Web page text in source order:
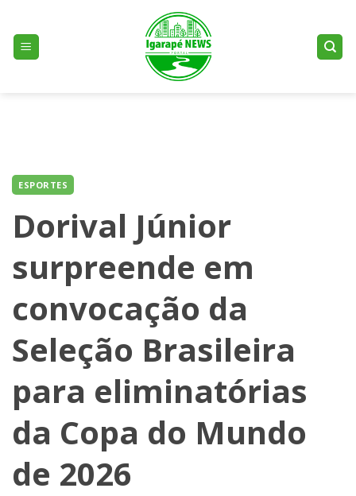
content
ESPORTES
Dorival Júnior
surpreende em
convocação da
Seleção Brasileira
para eliminatórias
da Copa do Mundo
de 2026